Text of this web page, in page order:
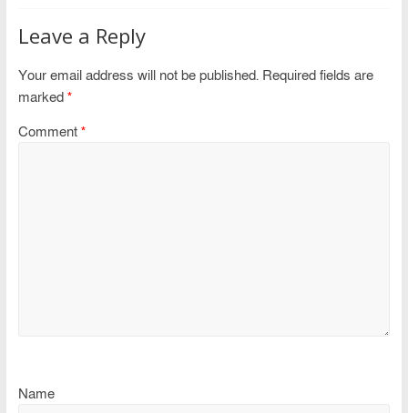
Leave a Reply
Your email address will not be published. Required fields are
marked *
Comment *
Name